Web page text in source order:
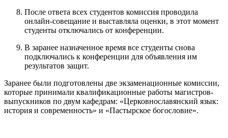
После ответа всех студентов комиссия проводила
онлайн-совещание и выставляла оценки, в этот момент
студенты отключались от конференции.
В заранее назначенное время все студенты снова
подключались к конференции для объявления им
результатов защит.
Заранее были подготовлены две экзаменационные комиссии,
которые принимали квалификационные работы магистров-
выпускников по двум кафедрам: «Церковнославянский язык:
история и современность» и «Пастырское богословие».